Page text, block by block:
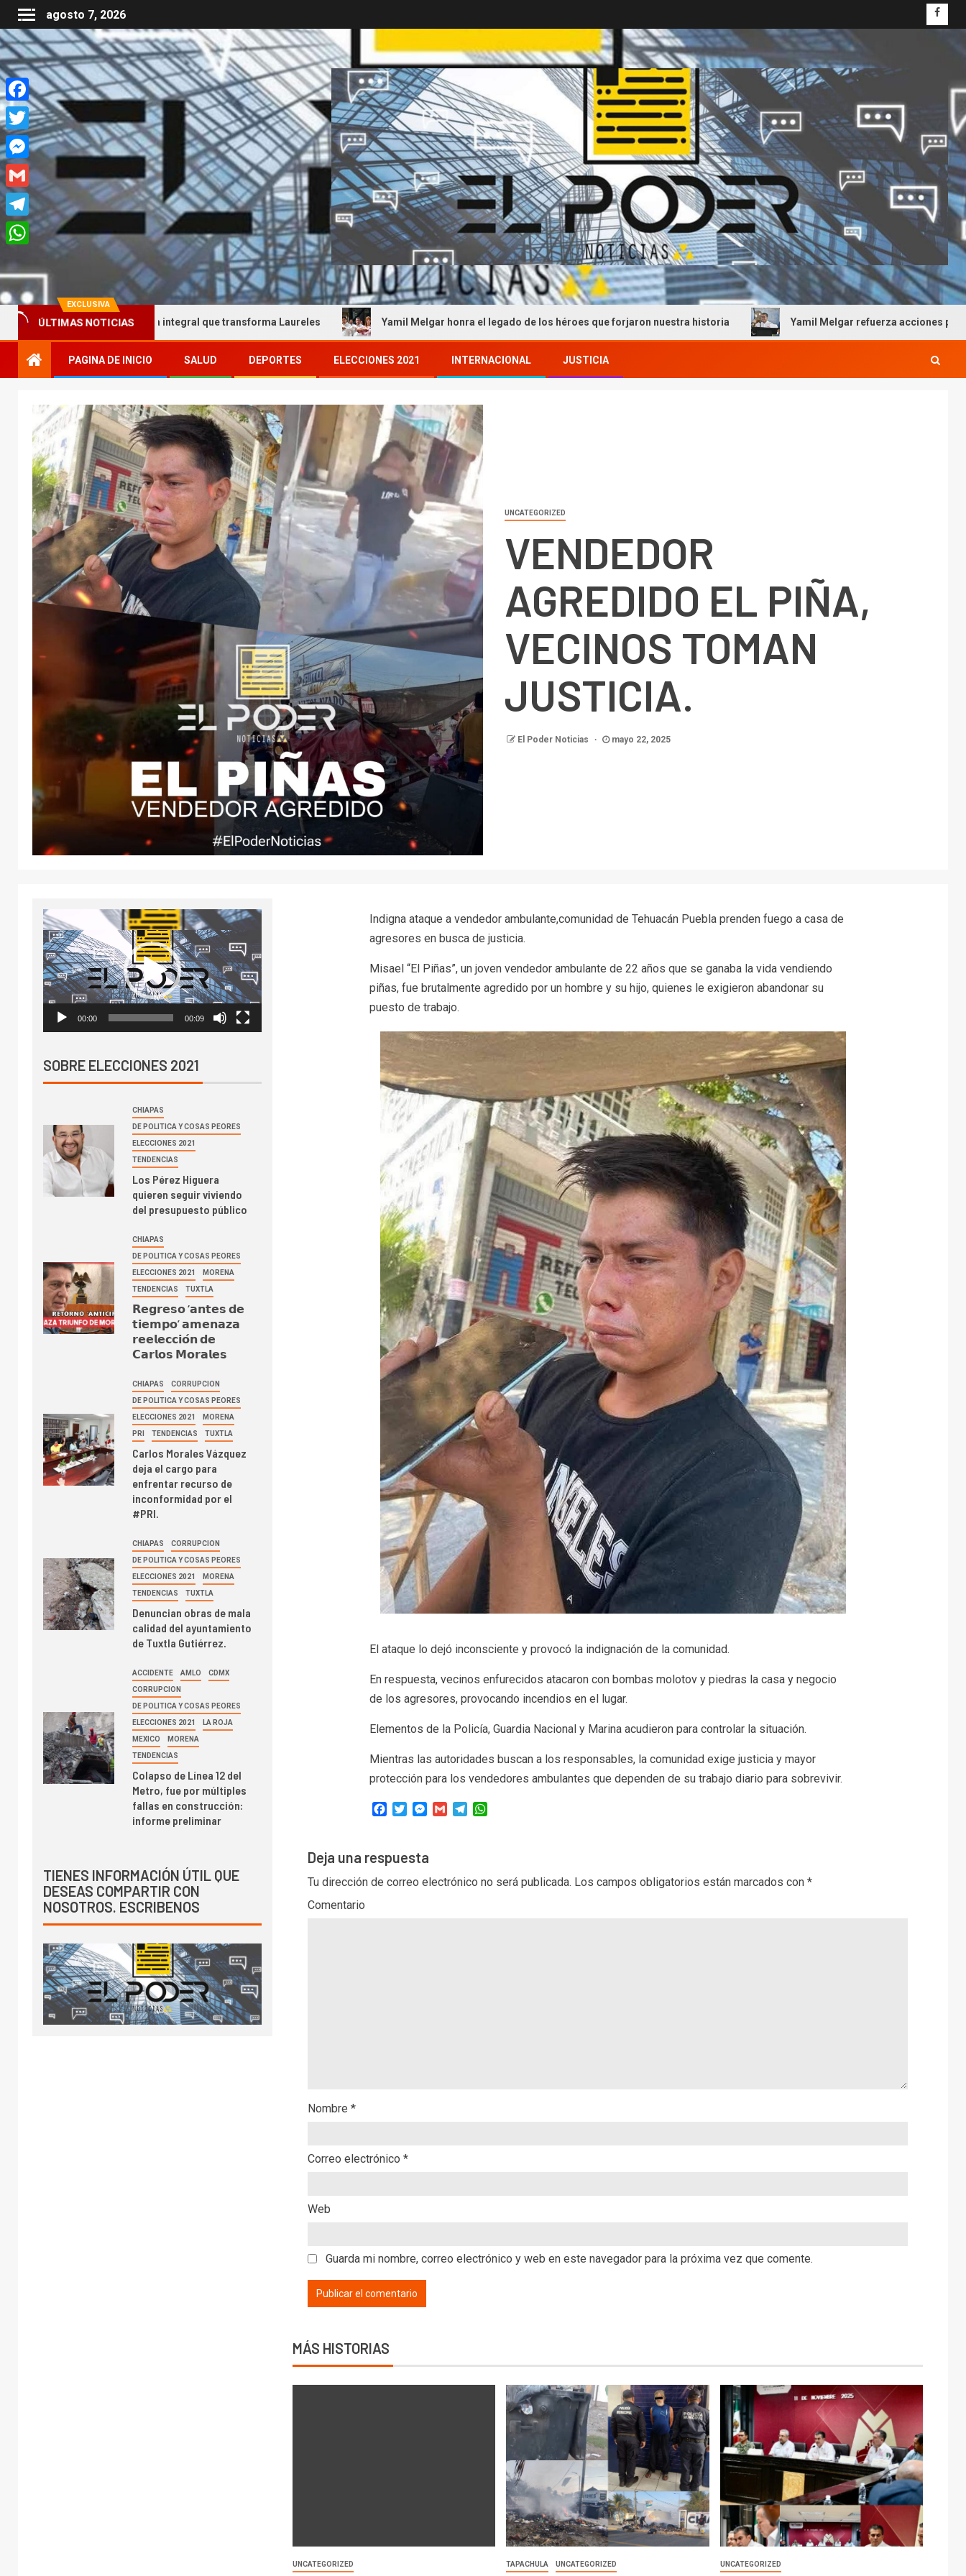
agosto 7, 2026
EXCLUSIVA
ÚLTIMAS NOTICIAS
entrega obra integral que transforma Laureles Yamil Melgar honra el legado de los héroes que forjaron nuestra historia Yamil Melgar refuerza acciones preventivas por
PAGINA DE INICIO SALUD DEPORTES ELECCIONES 2021 INTERNACIONAL JUSTICIA
UNCATEGORIZED
VENDEDOR
AGREDIDO EL PIÑA,
VECINOS TOMAN
JUSTICIA.
El Poder Noticias mayo 22, 2025
Indigna ataque a vendedor ambulante,comunidad de Tehuacán Puebla prenden fuego a casa de
agresores en busca de justicia.
Misael “El Piñas”, un joven vendedor ambulante de 22 años que se ganaba la vida vendiendo
piñas, fue brutalmente agredido por un hombre y su hijo, quienes le exigieron abandonar su
puesto de trabajo.
El ataque lo dejó inconsciente y provocó la indignación de la comunidad.
En respuesta, vecinos enfurecidos atacaron con bombas molotov y piedras la casa y negocio
de los agresores, provocando incendios en el lugar.
Elementos de la Policía, Guardia Nacional y Marina acudieron para controlar la situación.
Mientras las autoridades buscan a los responsables, la comunidad exige justicia y mayor
protección para los vendedores ambulantes que dependen de su trabajo diario para sobrevivir.
Facebook
TwitterMessenger
Gmail Telegram
Deja una respuesta
Tu dirección de correo electrónico no será publicada. Los campos obligatorios están marcados con *
Comentario
Nombre *
Correo electrónico *
Web
Guarda mi nombre, correo electrónico y web en este navegador para la próxima vez que comente.
MÁS HISTORIAS
UNCATEGORIZED TAPACHULA UNCATEGORIZED UNCATEGORIZED
Reproductor
de
vídeo
00:00 00:09
SOBRE ELECCIONES 2021
CHIAPAS
DE POLITICA Y COSAS PEORES
ELECCIONES 2021
TENDENCIAS
Los Pérez Higuera
quieren seguir viviendo
del presupuesto público
CHIAPAS
DE POLITICA Y COSAS PEORES
ELECCIONES 2021 MORENA
TENDENCIAS TUXTLA
𝗥𝗲𝗴𝗿𝗲𝘀𝗼 ‘𝗮𝗻𝘁𝗲𝘀 𝗱𝗲
𝘁𝗶𝗲𝗺𝗽𝗼’ 𝗮𝗺𝗲𝗻𝗮𝘇𝗮
𝗿𝗲𝗲𝗹𝗲𝗰𝗰𝗶𝗼́𝗻 𝗱𝗲
𝗖𝗮𝗿𝗹𝗼𝘀 𝗠𝗼𝗿𝗮𝗹𝗲𝘀
CHIAPAS CORRUPCION
DE POLITICA Y COSAS PEORES
ELECCIONES 2021 MORENA
PRI TENDENCIAS TUXTLA
Carlos Morales Vázquez
deja el cargo para
enfrentar recurso de
inconformidad por el
#PRI.
CHIAPAS CORRUPCION
DE POLITICA Y COSAS PEORES
ELECCIONES 2021 MORENA
TENDENCIAS TUXTLA
Denuncian obras de mala
calidad del ayuntamiento
de Tuxtla Gutiérrez.
ACCIDENTE AMLO CDMX
CORRUPCION
DE POLITICA Y COSAS PEORES
ELECCIONES 2021 LA ROJA
MEXICO MORENA
TENDENCIAS
Colapso de Línea 12 del
Metro, fue por múltiples
fallas en construcción:
informe preliminar
TIENES INFORMACIÓN ÚTIL QUE
DESEAS COMPARTIR CON
NOSOTROS. ESCRIBENOS
Facebook
Twitter
Messenger
Gmail
Telegram
WhatsApp